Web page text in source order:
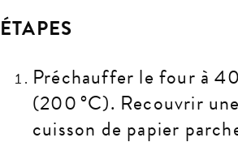
ÉTAPES
Préchauffer le four à
(200 °C). Recouvrir
cuisson de papier